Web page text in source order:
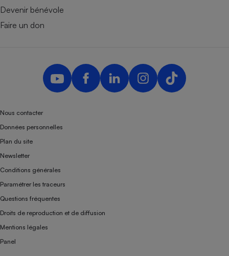
Devenir bénévole
Faire un don
Nous contacter
Données personnelles
Plan du site
Newsletter
Conditions générales
Paramétrer les traceurs
Questions fréquentes
Droits de reproduction et de diffusion
Mentions légales
Panel